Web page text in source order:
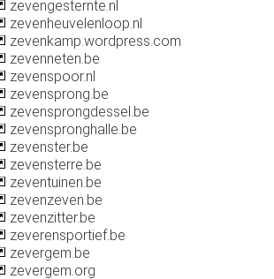
zevengesternte.nl
zevenheuvelenloop.nl
zevenkamp.wordpress.com
zevenneten.be
zevenspoor.nl
zevensprong.be
zevensprongdessel.be
zevenspronghalle.be
zevenster.be
zevensterre.be
zeventuinen.be
zevenzeven.be
zevenzitter.be
zeverensportief.be
zevergem.be
zevergem.org